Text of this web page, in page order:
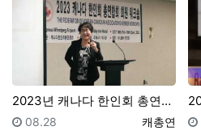
2023년 캐나다 한인회 총연합…
등록자
캐총연
등록일
08.28